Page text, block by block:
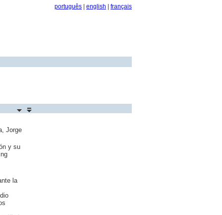
português english français
Jorge
y su
la